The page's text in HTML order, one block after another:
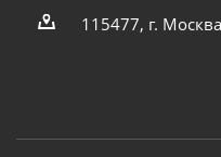
115477, г.